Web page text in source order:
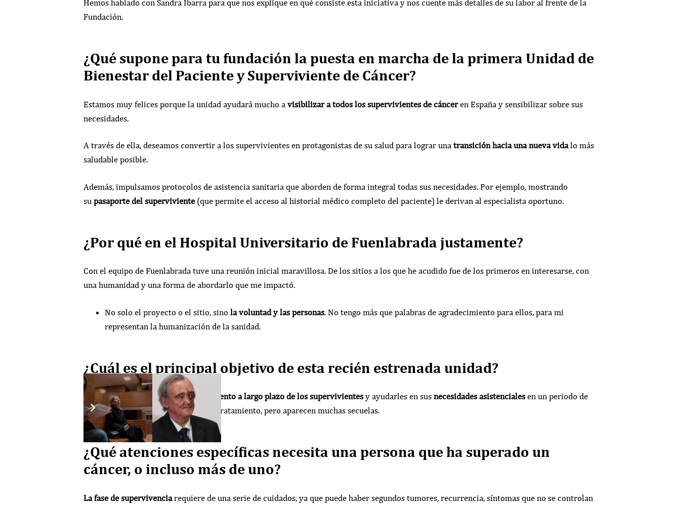
Hemos hablado con Sandra Ibarra para que nos explique en qué consiste esta iniciativa y nos cuente más detalles de su labor al frente de la
Fundación.
¿Qué supone para tu fundación la puesta en marcha de la primera Unidad de
Bienestar del Paciente y Superviviente de Cáncer?
Estamos muy felices porque la unidad ayudará mucho a visibilizar a todos los supervivientes de cánceren España y sensibilizar sobre sus
necesidades.
A través de ella, deseamos convertir a los supervivientes en protagonistas de su salud para lograr una transición hacia una nueva vidalo más
saludable posible.
Además, impulsamos protocolos de asistencia sanitaria que aborden de forma integral todas sus necesidades. Por ejemplo, mostrando
su pasaporte del superviviente (que permite el acceso al historial médico completo del paciente) le derivan al especialista oportuno.
¿Por qué en el Hospital Universitario de Fuenlabrada justamente?
Con el equipo de Fuenlabrada tuve una reunión inicial maravillosa. De los sitios a los que he acudido fue de los primeros en interesarse, con
una humanidad y una forma de abordarlo que me impactó.
No solo el proyecto o el sitio, sino la voluntad y las personas. No tengo más que palabras de agradecimiento para ellos, para mi
representan la humanización de la sanidad.
¿Cuál es el principal objetivo de esta recién estrenada unidad?
La unidad permitirá hacer unseguimiento a largo plazo de los supervivientesy ayudarles en sus necesidades asistencialesen un periodo de
transición en el que no hay tumor ni tratamiento, pero aparecen muchas secuelas.
¿Qué atenciones específicas necesita una persona que ha superado un
cáncer, o incluso más de uno?
La fase de supervivenciarequiere de una serie de cuidados, ya que puede haber segundos tumores, recurrencia, síntomas que no se controlan